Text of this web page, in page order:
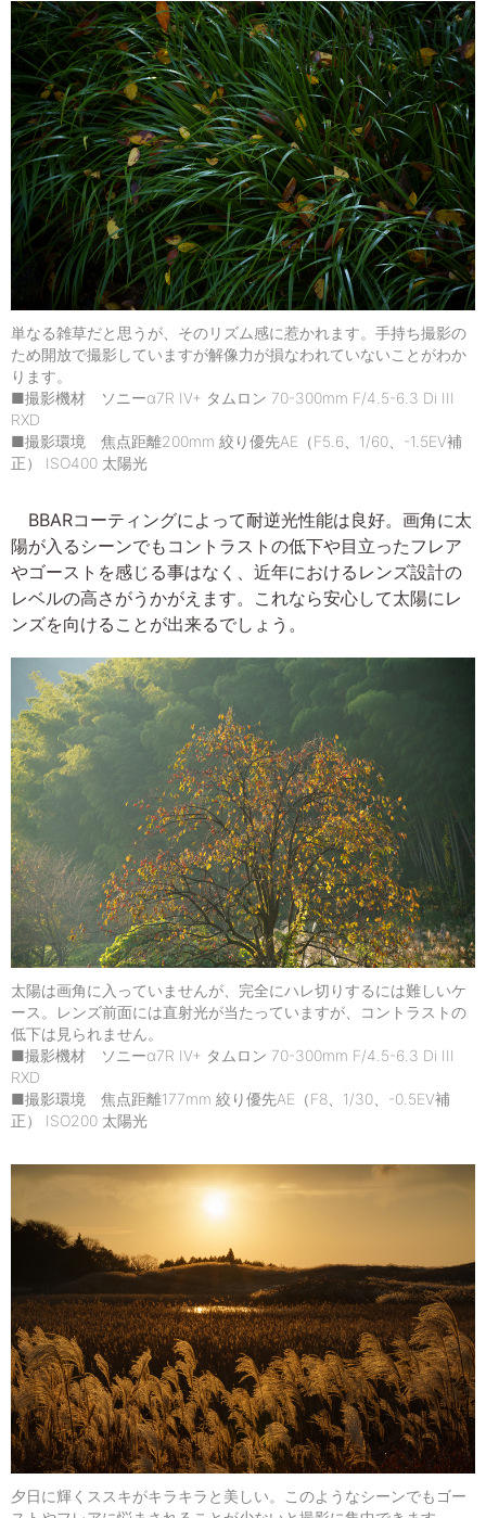
単なる雑草だと思うが、そのリズム感に惹かれます。手持ち撮影の
ため開放で撮影していますが解像力が損なわれていないことがわか
ります。
■撮影機材 ソニーα7R IV+ タムロン 70-300mm F/4.5-6.3 Di III
RXD
■撮影環境 焦点距離200mm 絞り優先AE（F5.6、1/60、-1.5EV補
正） ISO400 太陽光
BBARコーティングによって耐逆光性能は良好。画角に太
陽が入るシーンでもコントラストの低下や目立ったフレア
やゴーストを感じる事はなく、近年におけるレンズ設計の
レベルの高さがうかがえます。これなら安心して太陽にレ
ンズを向けることが出来るでしょう。
太陽は画角に入っていませんが、完全にハレ切りするには難しいケ
ース。レンズ前面には直射光が当たっていますが、コントラストの
低下は見られません。
■撮影機材 ソニーα7R IV+ タムロン 70-300mm F/4.5-6.3 Di III
RXD
■撮影環境 焦点距離177mm 絞り優先AE（F8、1/30、-0.5EV補
正） ISO200 太陽光
夕日に輝くススキがキラキラと美しい。このようなシーンでもゴー